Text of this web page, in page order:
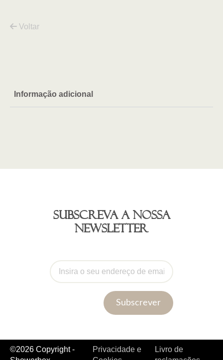
Voltar
Informação adicional
Subscreva a nossa
newsletter
Subscrever
©2026 Copyright -
Privacidade e
Livro de